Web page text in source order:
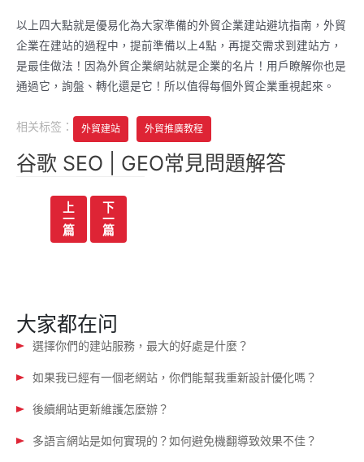
以上四大點就是優易化為大家準備的外貿企業建站避坑指南，外貿
企業在建站的過程中，提前準備以上4點，再提交需求到建站方，
是最佳做法！因為外貿企業網站就是企業的名片！用戶瞭解你也是
通過它，詢盤、轉化還是它！所以值得每個外貿企業重視起來。
相关标签： 外貿建站 外貿推廣教程
谷歌 SEO | GEO常見問題解答
上
一
篇
下
一
篇
大家都在问
選擇你們的建站服務，最大的好處是什麼？
如果我已經有一個老網站，你們能幫我重新設計優化嗎？
後續網站更新維護怎麼辦？
多語言網站是如何實現的？如何避免機翻導致效果不佳？